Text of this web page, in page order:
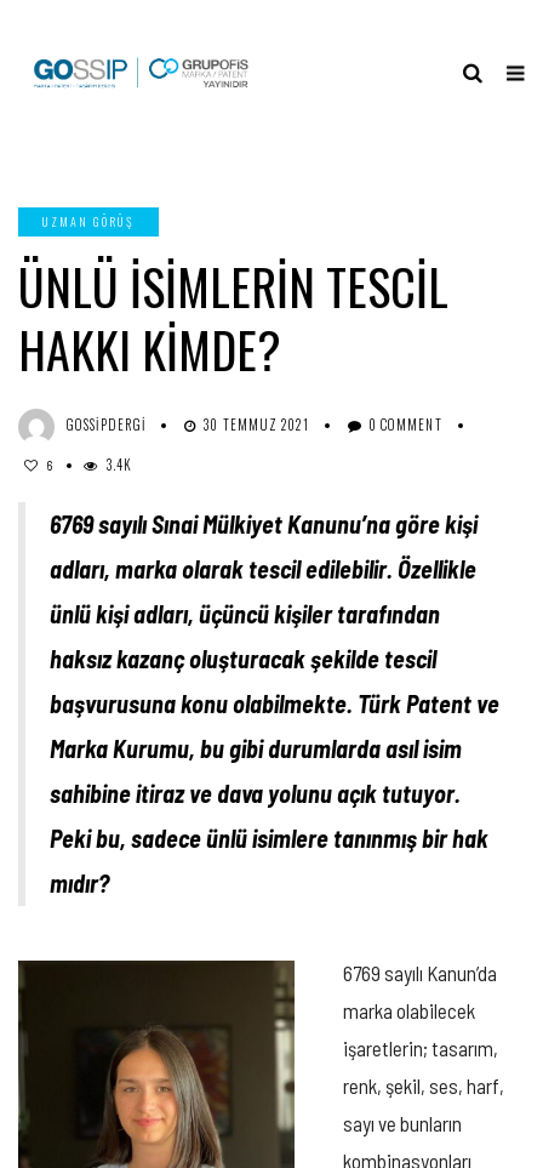
UZMAN GÖRÜŞ
ÜNLÜ İSIMLERIN TESCIL
HAKKI KIMDE?
GOSSIPDERGI 30 TEMMUZ 2021 0 COMMENT
6 3.4K
6769 sayılı Sınai Mülkiyet Kanunu’na göre kişi
adları, marka olarak tescil edilebilir. Özellikle
ünlü kişi adları, üçüncü kişiler tarafından
haksız kazanç oluşturacak şekilde tescil
başvurusuna konu olabilmekte. Türk Patent ve
Marka Kurumu, bu gibi durumlarda asıl isim
sahibine itiraz ve dava yolunu açık tutuyor.
Peki bu, sadece ünlü isimlere tanınmış bir hak
mıdır?
6769 sayılı Kanun’da
marka olabilecek
işaretlerin; tasarım,
renk, şekil, ses, harf,
sayı ve bunların
kombinasyonları